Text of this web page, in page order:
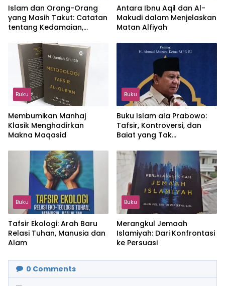
Islam dan Orang-Orang
yang Masih Takut: Catatan
tentang Kedamaian,
dalam Pemikiran Masykuri
Abdillah
Antara Ibnu Aqil dan Al-
Makudi dalam Menjelaskan
Matan Alfiyah
Buku
Membumikan Manhaj
Klasik Menghadirkan
Makna Maqasid
Buku
Buku Islam ala Prabowo:
Tafsir, Kontroversi, dan
Baiat yang Tak
Buku
Tafsir Ekologi: Arah Baru
Relasi Tuhan, Manusia dan
Alam
Buku
Merangkul Jemaah
Islamiyah: Dari Konfrontasi
ke Persuasi
0 Comments